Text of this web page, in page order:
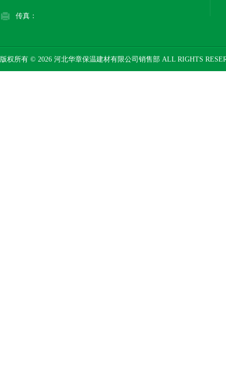
传真：
版权所有 © 2026 河北华章保温建材有限公司销售部 ALL RIGHTS